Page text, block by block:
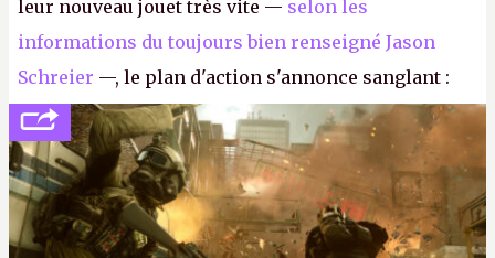
leur nouveau jouet très vite — selon les
informations du toujours bien renseigné Jason
Schreier —, le plan d'action s'annonce sanglant :
réductions de coûts drastiques, fermetures de
studios et licenciements massifs. En gros, essorer
FCetBattlefield, puis virer le reste.P.